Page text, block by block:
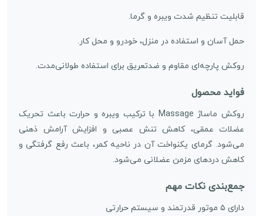
قابلیت تنظیم شدت ویبره و گرما.
حمل آسان و استفاده در منزل، خودرو و محل کار.
روکش پارچه‌ای مقاوم و ضدتعریق برای استفاده طولانی‌مدت.
فواید محصول
روکش ماساژ Massage با ترکیب ویبره و حرارت باعث تحریک
عضلات عمقی، کاهش تنش عصبی و افزایش آرامش ذهنی
می‌شود. گرمای یکنواخت آن در ناحیه کمر، باعث رفع گرفتگی و
کاهش دردهای مزمن عضلانی می‌شود.
جمع‌بندی نکات مهم
دارای ۵ موتور قدرتمند و سیستم حرارتی